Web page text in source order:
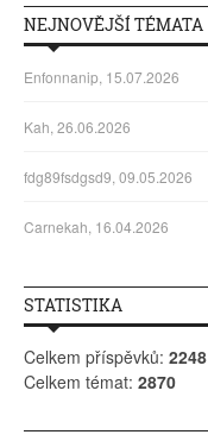
NEJNOVĚJŠÍ TÉMATA
Enfonnanip, 15.07.2026
Kah, 26.06.2026
fdg89fsdgsd9, 09.05.2026
Carnekah, 16.04.2026
STATISTIKA
Celkem příspěvků: 2248
Celkem témat: 2870